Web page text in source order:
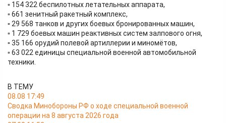
▫️ 154 322 беспилотных летательных аппарата,
▫️ 661 зенитный ракетный комплекс,
▫️ 29 568 танков и других боевых бронированных машин,
▫️ 1 729 боевых машин реактивных систем залпового огня,
▫️ 35 166 орудий полевой артиллерии и миномётов,
▫️ 63 022 единицы специальной военной автомобильной
техники.
В ТЕМУ
08.08 17:49
Сводка Минобороны РФ о ходе специальной военной
операции на 8 августа 2026 года